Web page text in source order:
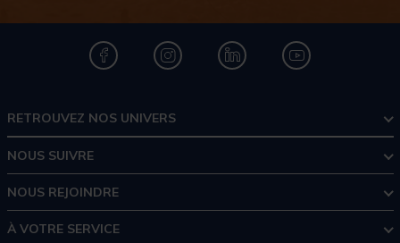
RETROUVEZ NOS UNIVERS
NOUS SUIVRE
NOUS REJOINDRE
À VOTRE SERVICE